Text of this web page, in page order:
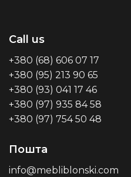
Call us
+380 (68) 606 07 17
+380 (95) 213 90 65
+380 (93) 041 17 46
+380 (97) 935 84 58
+380 (97) 754 50 48
Пошта
info@mebliblonski.com